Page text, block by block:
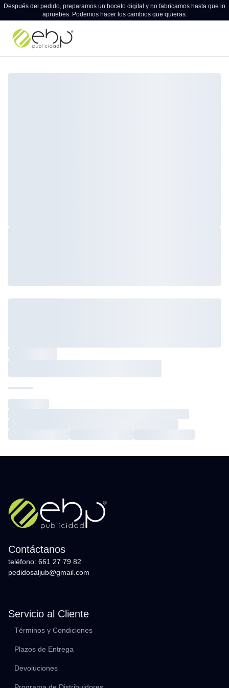
Después del pedido, preparamos un boceto digital y no fabricamos hasta que lo
apruebes. Podemos hacer los cambios que quieras.
Contáctanos
teléfono: 661 27 79 82
pedidosaljub@gmail.com
Servicio al Cliente
Términos y Condiciones
Plazos de Entrega
Devoluciones